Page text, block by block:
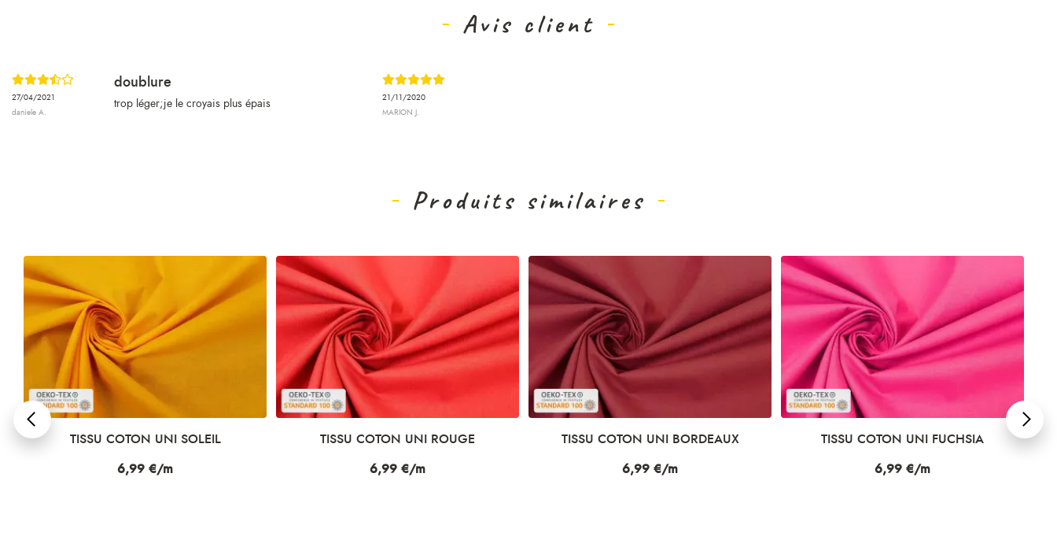
Avis client
27/04/2021
daniele A.
doublure
trop léger;je le croyais plus épais
21/11/2020
MARION J.
Produits similaires
TISSU COTON UNI SOLEIL
Prix
6,99 €/m
TISSU COTON UNI ROUGE
Prix
6,99 €/m
TISSU COTON UNI BORDEAUX
Prix
6,99 €/m
TISSU COTON UNI FUCHSIA
Prix
6,99 €/m